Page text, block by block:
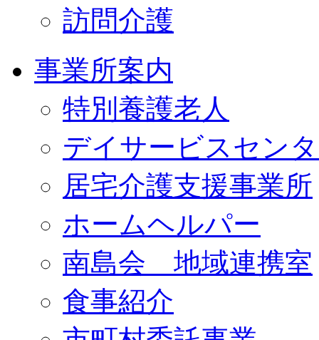
訪問介護
事業所案内
特別養護老人
デイサービスセン
居宅介護支援事業所
ホームヘルパー
南島会 地域連携室
食事紹介